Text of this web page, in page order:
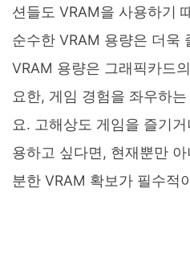
션들도 VRAM을 사용하기
순수한 VRAM 용량은 더욱
VRAM 용량은 그래픽카드
요한, 게임 경험을 좌우하
요. 고해상도 게임을 즐기
용하고 싶다면, 현재뿐만
분한 VRAM 확보가 필수적